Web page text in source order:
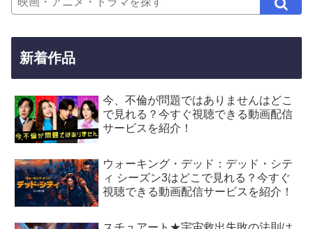
新着作品
今、不倫が問題ではありませんはどこ
で見れる？今すぐ視聴できる動画配信
サービスを紹介！
ウォーキング・デッド：デッド・シテ
ィ シーズン3はどこで見れる？今すぐ
視聴できる動画配信サービスを紹介！